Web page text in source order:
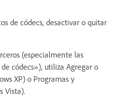
de códecs, desactivar o quitar
(especialmente las
códecs»), utiliza Agregar o
XP) o Programas y
Vista).